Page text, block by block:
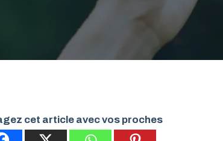
cet article avec vos proches